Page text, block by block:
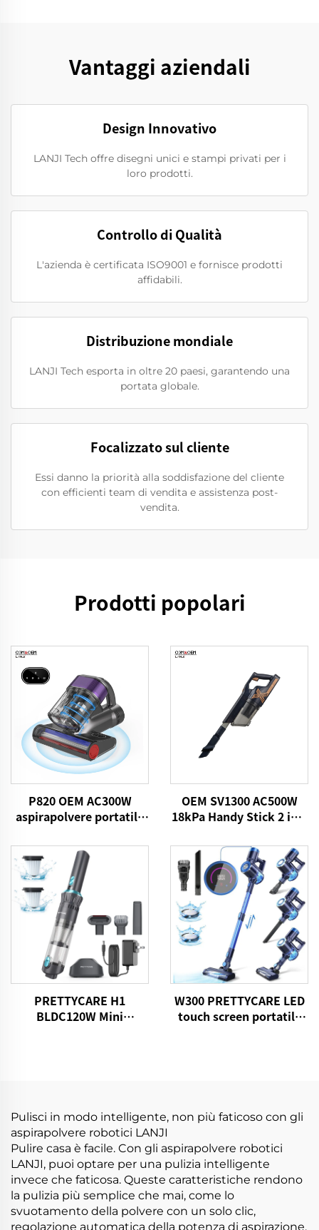
Vantaggi aziendali
Design Innovativo
LANJI Tech offre disegni unici e stampi privati per i
loro prodotti.
Controllo di Qualità
L'azienda è certificata ISO9001 e fornisce prodotti
affidabili.
Distribuzione mondiale
LANJI Tech esporta in oltre 20 paesi, garantendo una
portata globale.
Focalizzato sul cliente
Essi danno la priorità alla soddisfazione del cliente
con efficienti team di vendita e assistenza post-
vendita.
Prodotti popolari
P820 OEM AC300W
aspirapolvere portatile
OEM SV1300 AC500W
18kPa Handy Stick 2 in 1
PRETTYCARE H1
BLDC120W Mini
W300 PRETTYCARE LED
touch screen portatile
Pulisci in modo intelligente, non più faticoso con gli
aspirapolvere robotici LANJI
Pulire casa è facile. Con gli aspirapolvere robotici
LANJI, puoi optare per una pulizia intelligente
invece che faticosa. Queste caratteristiche rendono
la pulizia più semplice che mai, come lo
svuotamento della polvere con un solo clic,
regolazione automatica della potenza di aspirazione,